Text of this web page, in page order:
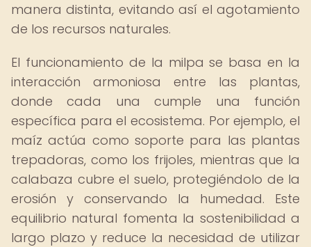
manera distinta, evitando así el agotamiento
de los recursos naturales.
El funcionamiento de la milpa se basa en la
interacción armoniosa entre las plantas,
donde cada una cumple una función
específica para el ecosistema. Por ejemplo, el
maíz actúa como soporte para las plantas
trepadoras, como los frijoles, mientras que la
calabaza cubre el suelo, protegiéndolo de la
erosión y conservando la humedad. Este
equilibrio natural fomenta la sostenibilidad a
largo plazo y reduce la necesidad de utilizar